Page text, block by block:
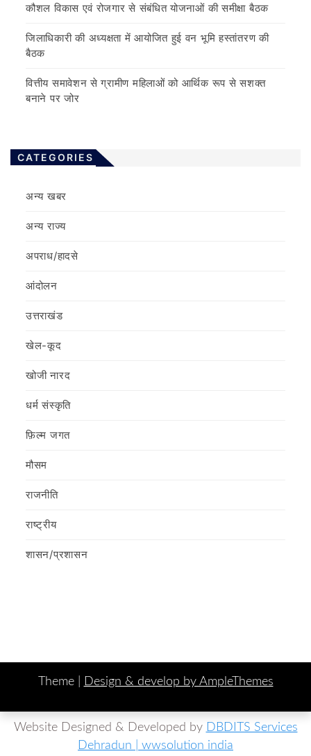
कौशल विकास एवं रोजगार से संबंधित योजनाओं की समीक्षा बैठक
जिलाधिकारी की अध्यक्षता में आयोजित हुई वन भूमि हस्तांतरण की
बैठक
वित्तीय समावेशन से ग्रामीण महिलाओं को आर्थिक रूप से सशक्त
बनाने पर जोर
CATEGORIES
अन्य खबर
अन्य राज्य
अपराध/हादसे
आंदोलन
उत्तराखंड
खेल-कूद
खोजी नारद
धर्म संस्कृति
फ़िल्‍म जगत
मौसम
राजनीति
राष्ट्रीय
शासन/प्रशासन
Theme | Design & develop by AmpleThemes
Website Designed & Developed by DBDITS Services
Dehradun | wwsolution india